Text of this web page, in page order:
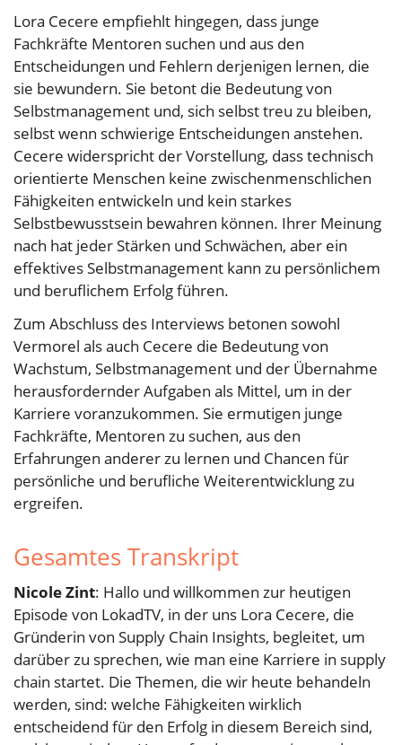
Lora Cecere empfiehlt hingegen, dass junge
Fachkräfte Mentoren suchen und aus den
Entscheidungen und Fehlern derjenigen lernen, die
sie bewundern. Sie betont die Bedeutung von
Selbstmanagement und, sich selbst treu zu bleiben,
selbst wenn schwierige Entscheidungen anstehen.
Cecere widerspricht der Vorstellung, dass technisch
orientierte Menschen keine zwischenmenschlichen
Fähigkeiten entwickeln und kein starkes
Selbstbewusstsein bewahren können. Ihrer Meinung
nach hat jeder Stärken und Schwächen, aber ein
effektives Selbstmanagement kann zu persönlichem
und beruflichem Erfolg führen.
Zum Abschluss des Interviews betonen sowohl
Vermorel als auch Cecere die Bedeutung von
Wachstum, Selbstmanagement und der Übernahme
herausfordernder Aufgaben als Mittel, um in der
Karriere voranzukommen. Sie ermutigen junge
Fachkräfte, Mentoren zu suchen, aus den
Erfahrungen anderer zu lernen und Chancen für
persönliche und berufliche Weiterentwicklung zu
ergreifen.
Gesamtes Transkript
Nicole Zint: Hallo und willkommen zur heutigen
Episode von LokadTV, in der uns Lora Cecere, die
Gründerin von Supply Chain Insights, begleitet, um
darüber zu sprechen, wie man eine Karriere in supply
chain startet. Die Themen, die wir heute behandeln
werden, sind: welche Fähigkeiten wirklich
entscheidend für den Erfolg in diesem Bereich sind,